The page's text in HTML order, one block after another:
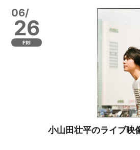
06/
26
FRI
小山田壮平のライブ映